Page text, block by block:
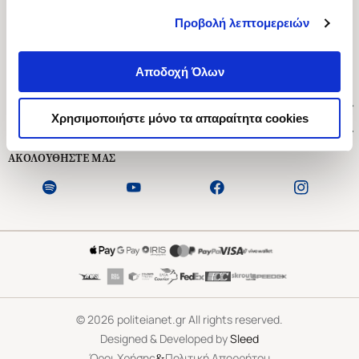
Προβολή λεπτομερειών
Αποδοχή Όλων
Χρησιμοποιήστε μόνο τα απαραίτητα cookies
Ασκληπιού 1-3, Αθήνα 106 79
Δευτέρα - Παρασκευή 09:00-21:00
Εξυπηρέτηση Πελατών
ΑΚΟΛΟΥΘΗΣΤΕ ΜΑΣ
©2026 politeianet.gr All rights reserved.
Designed & Developed bySleed